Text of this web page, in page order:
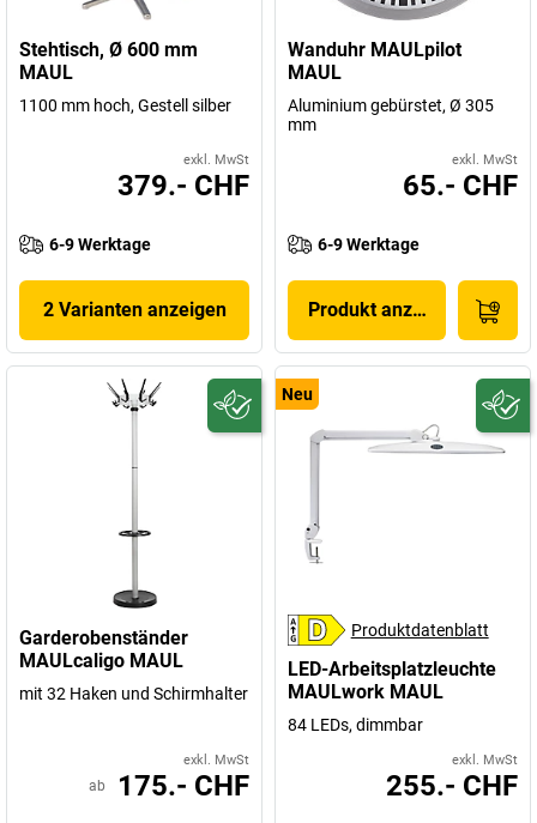
Stehtisch, Ø 600 mm
MAUL
1100 mm hoch, Gestell silber
exkl. MwSt
379.- CHF
6-9 Werktage
2 Varianten anzeigen
Wanduhr MAULpilot
MAUL
Aluminium gebürstet, Ø 305
mm
exkl. MwSt
65.- CHF
6-9 Werktage
Produkt anzeigen
Garderobenständer
MAULcaligo MAUL
mit 32 Haken und Schirmhalter
exkl. MwSt
ab 175.- CHF
Neu
Produktdatenblatt
LED-Arbeitsplatzleuchte
MAULwork MAUL
84 LEDs, dimmbar
exkl. MwSt
255.- CHF